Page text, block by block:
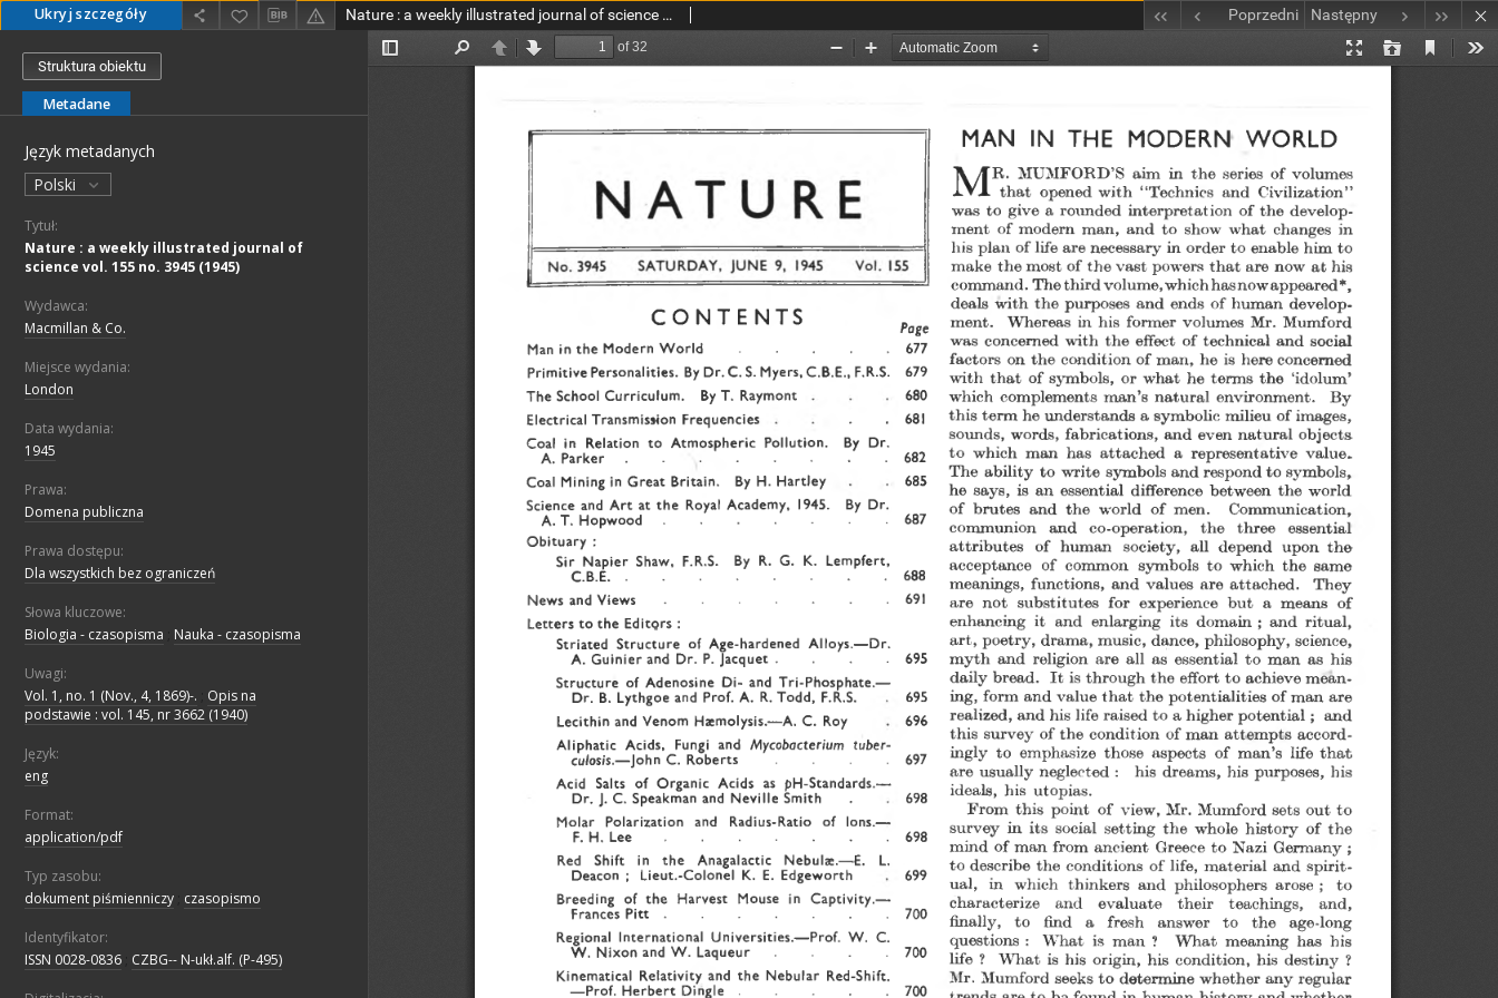
Ukryj szczegóły Nature : a weekly illustrated journal of science vol. 155 no. 3945 (1945) Poprzedni Następny
Struktura obiektu
Metadane
Język metadanych
Polski
Tytuł:
Nature : a weekly illustrated journal of
science vol. 155 no. 3945 (1945)
Wydawca:
Macmillan & Co.
Miejsce wydania:
London
Data wydania:
1945
Prawa:
Domena publiczna
Prawa dostępu:
Dla wszystkich bez ograniczeń
Słowa kluczowe:
Biologia - czasopisma
Nauka - czasopisma
Uwagi:
Vol. 1, no. 1 (Nov., 4, 1869)-.
Opis na
podstawie : vol. 145, nr 3662 (1940)
Język:
eng
Format:
application/pdf
Typ zasobu:
dokument piśmienniczy czasopismo
Identyfikator:
ISSN 0028-0836 CZBG-- N-ukł.alf. (P-495)